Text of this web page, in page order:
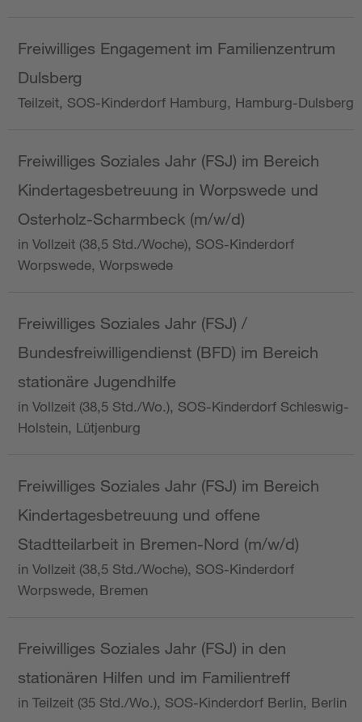
Freiwilliges Engagement im Familienzentrum
Dulsberg
Teilzeit, SOS-Kinderdorf Hamburg, Hamburg-Dulsberg
Freiwilliges Soziales Jahr (FSJ) im Bereich
Kindertagesbetreuung in Worpswede und
Osterholz-Scharmbeck (m/w/d)
in Vollzeit (38,5 Std./Woche), SOS-Kinderdorf
Worpswede, Worpswede
Freiwilliges Soziales Jahr (FSJ) /
Bundesfreiwilligendienst (BFD) im Bereich
stationäre Jugendhilfe
in Vollzeit (38,5 Std./Wo.), SOS-Kinderdorf Schleswig-
Holstein, Lütjenburg
Freiwilliges Soziales Jahr (FSJ) im Bereich
Kindertagesbetreuung und offene
Stadtteilarbeit in Bremen-Nord (m/w/d)
in Vollzeit (38,5 Std./Woche), SOS-Kinderdorf
Worpswede, Bremen
Freiwilliges Soziales Jahr (FSJ) in den
stationären Hilfen und im Familientreff
in Teilzeit (35 Std./Wo.), SOS-Kinderdorf Berlin, Berlin